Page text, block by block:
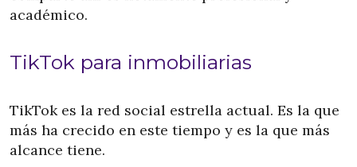
académico.
TikTok para inmobiliarias
TikTok es la red social estrella actual. Es la que
más ha crecido en este tiempo y es la que más
alcance tiene.